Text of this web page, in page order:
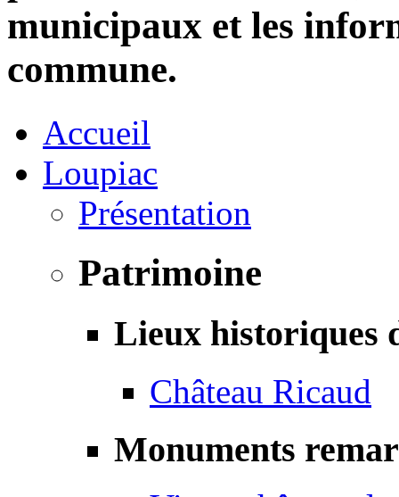
municipaux et les
commune.
Accueil
Loupiac
Présentation
Patrimoine
Lieux historiques
Château Ricaud
Monuments